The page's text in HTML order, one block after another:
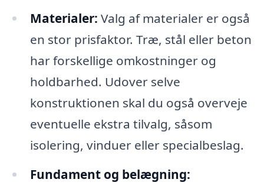
Materialer: Valg af materialer er også
en stor prisfaktor. Træ, stål eller beton
har forskellige omkostninger og
holdbarhed. Udover selve
konstruktionen skal du også overveje
eventuelle ekstra tilvalg, såsom
isolering, vinduer eller specialbeslag.
Fundament og belægning: